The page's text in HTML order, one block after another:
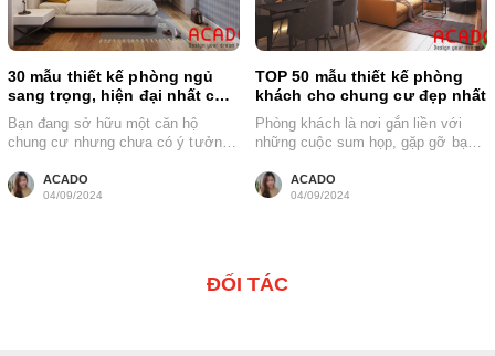
30 mẫu thiết kế phòng ngủ
sang trọng, hiện đại nhất cho
chung cư
Bạn đang sở hữu một căn hộ
chung cư nhưng chưa có ý tưởng
ACADO
04/09/2024
TOP 50 mẫu thiết kế phòng
khách cho chung cư đẹp nhất
Phòng khách là nơi gắn liền với
những cuộc sum họp, gặp gỡ bạn
ACADO
04/09/2024
ĐỐI TÁC